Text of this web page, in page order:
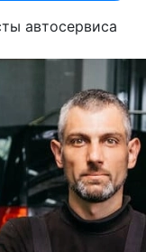
автосервиса